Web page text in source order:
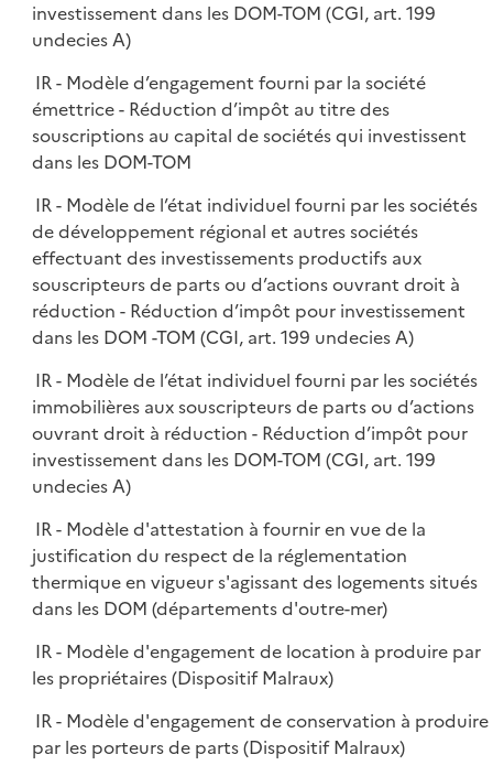
investissement dans les DOM-TOM (CGI, art. 199
undecies A)
IR - Modèle d’engagement fourni par la société
émettrice - Réduction d’impôt au titre des
souscriptions au capital de sociétés qui investissent
dans les DOM-TOM
IR - Modèle de l’état individuel fourni par les sociétés
de développement régional et autres sociétés
effectuant des investissements productifs aux
souscripteurs de parts ou d’actions ouvrant droit à
réduction - Réduction d’impôt pour investissement
dans les DOM -TOM (CGI, art. 199 undecies A)
IR - Modèle de l’état individuel fourni par les sociétés
immobilières aux souscripteurs de parts ou d’actions
ouvrant droit à réduction - Réduction d’impôt pour
investissement dans les DOM-TOM (CGI, art. 199
undecies A)
IR - Modèle d'attestation à fournir en vue de la
justification du respect de la réglementation
thermique en vigueur s'agissant des logements situés
dans les DOM (départements d'outre-mer)
IR - Modèle d'engagement de location à produire par
les propriétaires (Dispositif Malraux)
IR - Modèle d'engagement de conservation à produire
par les porteurs de parts (Dispositif Malraux)